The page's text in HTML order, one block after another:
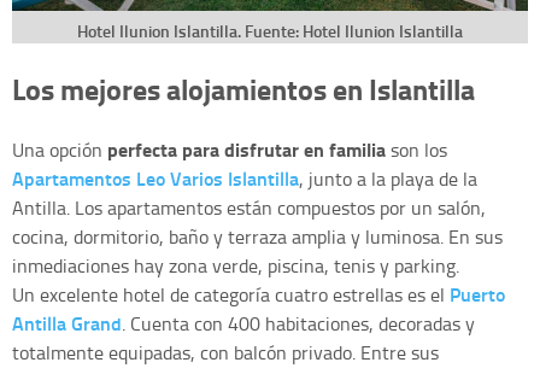
Hotel Ilunion Islantilla. Fuente: Hotel Ilunion Islantilla
Los mejores alojamientos en Islantilla
Una opción perfecta para disfrutar en familiason los
Apartamentos Leo Varios Islantilla, junto a la playa de la
Antilla. Los apartamentos están compuestos por un salón,
cocina, dormitorio, baño y terraza amplia y luminosa. En sus
inmediaciones hay zona verde, piscina, tenis y parking.
Un excelente hotel de categoría cuatro estrellas es el Puerto
Antilla Grand. Cuenta con 400 habitaciones, decoradas y
totalmente equipadas, con balcón privado. Entre sus